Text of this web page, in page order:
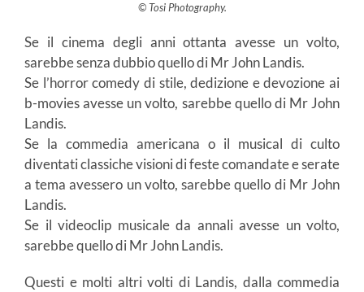
© Tosi Photography.
Se il cinema degli anni ottanta avesse un volto,
sarebbe senza dubbio quello di Mr John Landis.
Se l’horror comedy di stile, dedizione e devozione ai
b-movies avesse un volto, sarebbe quello di Mr John
Landis.
Se la commedia americana o il musical di culto
diventati classiche visioni di feste comandate e serate
a tema avessero un volto, sarebbe quello di Mr John
Landis.
Se il videoclip musicale da annali avesse un volto,
sarebbe quello di Mr John Landis.
Questi e molti altri volti di Landis, dalla commedia